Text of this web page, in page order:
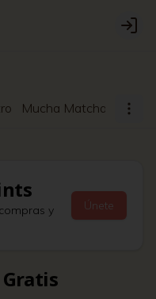
Login
Mucha Matcha Café
y
Únete